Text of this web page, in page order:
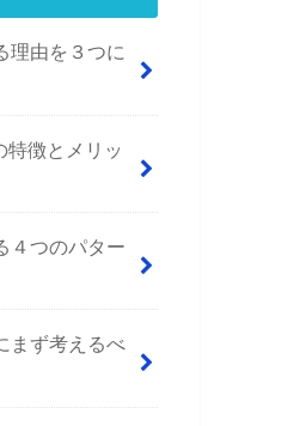
理由を３つに
徴とメリッ
４つのパター
まず考えるべ